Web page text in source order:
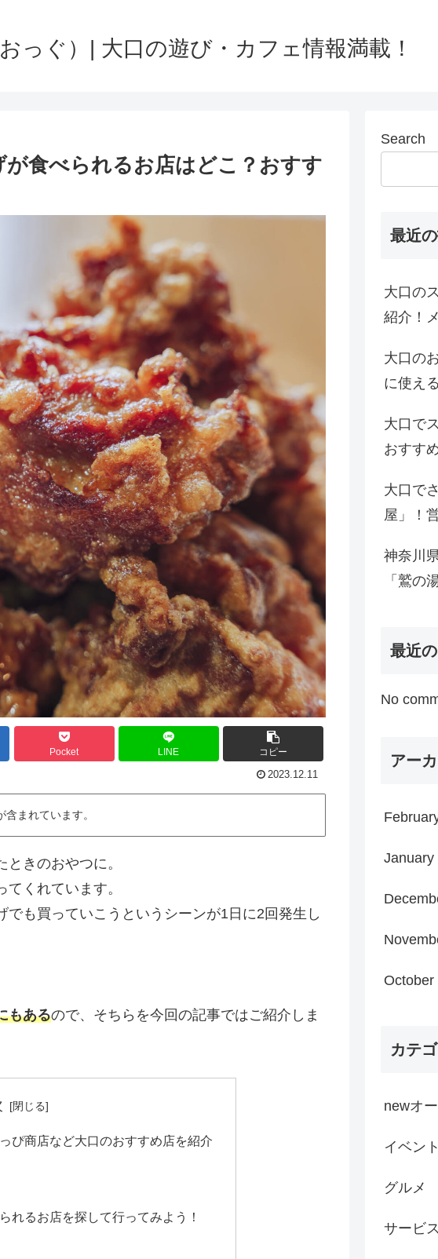
っぐ）| 大口の遊び・カフェ情報満載！
が食べられるお店はどこ？おすす
Pocket LINE コピー
2023.12.11
まれています。
きのおやつに。
くれています。
も買っていこうというシーンが1日に2回発生し
もあるので、そちらを今回の記事ではご紹介しま
ぴ商店など大口のおすすめ店を紹介
れるお店を探して行ってみよう！
Search
最近
大口の
紹介！
大口の
に使え
大口で
おすす
大口で
屋」！
神奈川
「鷲の
最近
No
アー
January
October
カテ
newオ
イベン
グルメ
サービス